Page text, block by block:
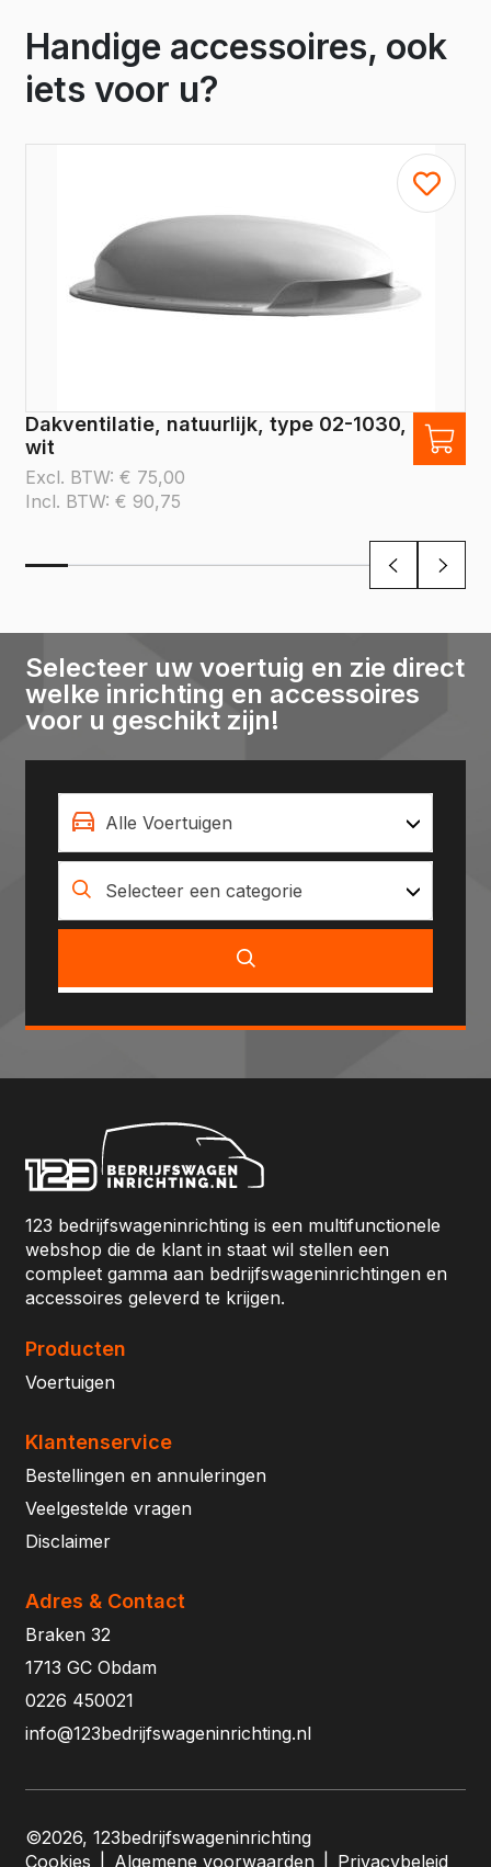
Handige accessoires, ook
iets voor u?
Dakventilatie, natuurlijk, type 02-1030,
wit
Excl. BTW: € 75,00
Incl. BTW: € 90,75
Selecteer uw voertuig en zie direct
welke inrichting en accessoires
voor u geschikt zijn!
Alle Voertuigen
Selecteer een categorie
123 bedrijfswageninrichting is een multifunctionele
webshop die de klant in staat wil stellen een
compleet gamma aan bedrijfswageninrichtingen en
accessoires geleverd te krijgen.
Producten
Voertuigen
Klantenservice
Bestellingen en annuleringen
Veelgestelde vragen
Disclaimer
Adres & Contact
Braken 32
1713 GC Obdam
0226 450021
info@123bedrijfswageninrichting.nl
©2026, 123bedrijfswageninrichting
Cookies
Algemene voorwaarden Privacybeleid